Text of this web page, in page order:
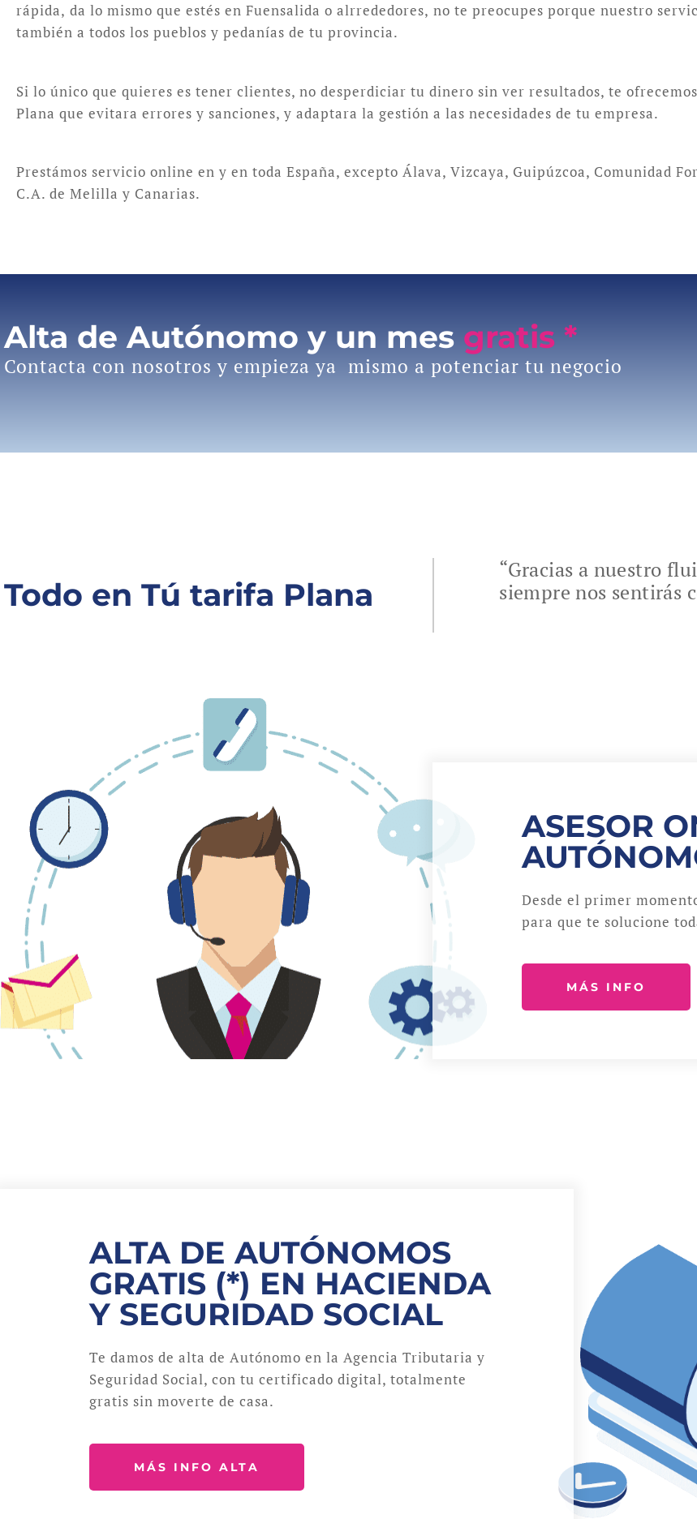
rápida, da lo mismo que estés en Fuensalida o alrrededores, no te preocupes porque nuestro
también a todos los pueblos y pedanías de tu provincia.
Si lo único que quieres es tener clientes, no desperdiciar tu dinero sin ver resultados, te
Plana que evitara errores y sanciones, y adaptara la gestión a las necesidades de tu empresa.
Prestámos servicio online en y en toda España, excepto Álava, Vizcaya, Guipúzcoa, Comunidad
C.A. de Melilla y Canarias.
Alta de Autónomo y un mes gratis *
Contacta con nosotros y empieza ya mismo a potenciar tu negocio
Todo en Tú tarifa Plana
“Gracias a nuestro
siempre nos sentirás
ASESOR
Desde el primer
para que te solucione
MÁS INFO
ALTA DE AUTÓNOMOS
GRATIS (*) EN HACIENDA
Y SEGURIDAD SOCIAL
Te damos de alta de Autónomo en la Agencia Tributaria y
Seguridad Social, con tu certificado digital, totalmente
gratis sin moverte de casa.
MÁS INFO ALTA